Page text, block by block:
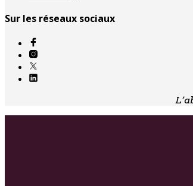
Sur les réseaux sociaux